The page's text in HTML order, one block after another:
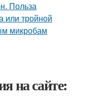
на сайте: